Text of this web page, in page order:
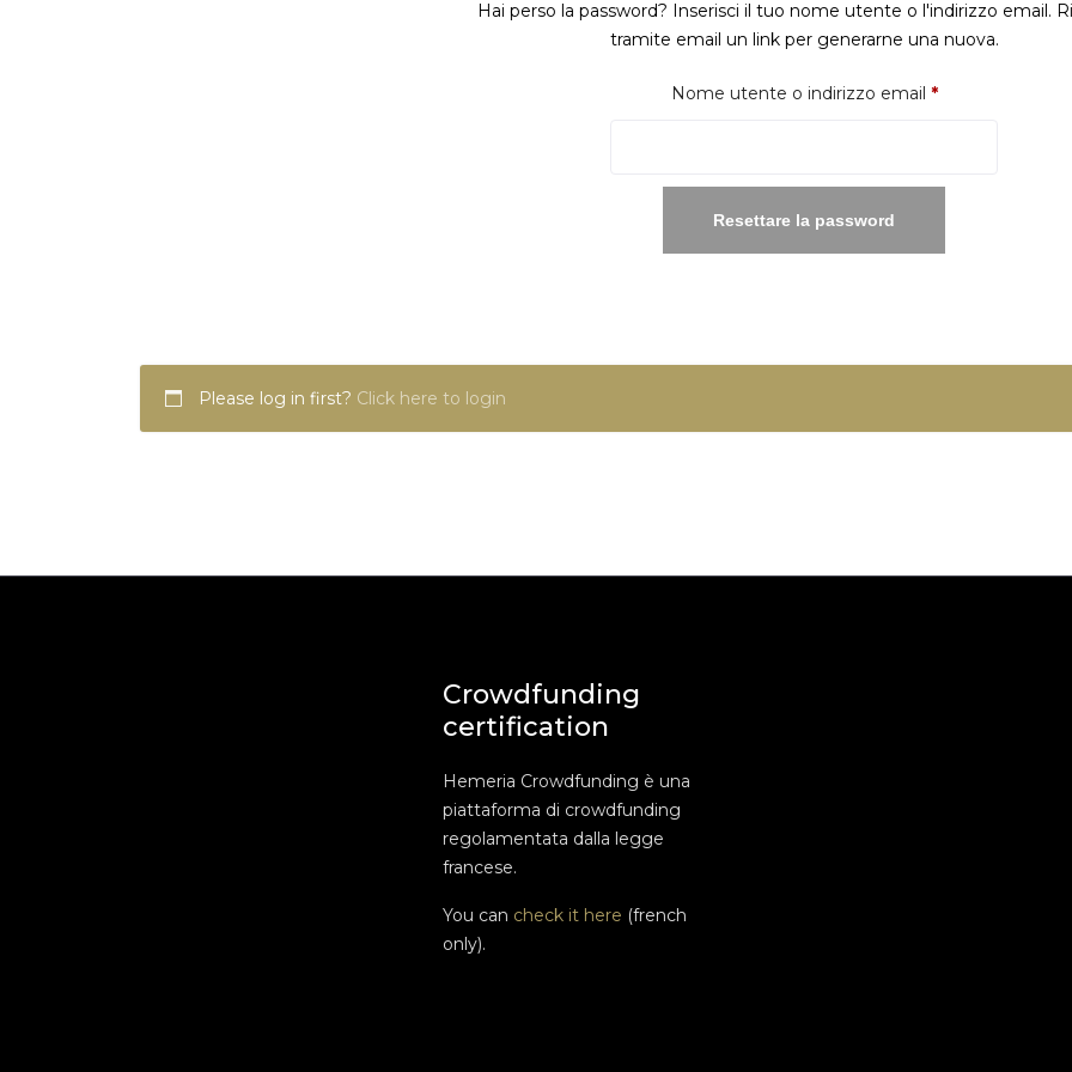
Hai perso la password? Inserisci il tuo nome utente o l'indirizzo email.
tramite email un link per generarne una nuova.
Nome utente o indirizzo email *Richiesto
Resettare la password
Please log in first? Click here to login
Crowdfunding
certification
Hemeria Crowdfunding è una
piattaforma di crowdfunding
regolamentata dalla legge
francese.
You can check it here (french
only).